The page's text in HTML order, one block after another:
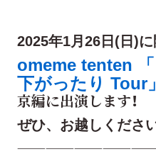
2025年1月26日(日)
omeme tenten
下がったり Tour
京編に出演します！
ぜひ、お越しください